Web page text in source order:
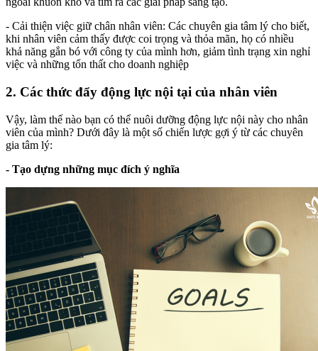
- Cải thiện việc giữ chân nhân viên: Các chuyên gia tâm lý cho biết,
khi nhân viên cảm thấy được coi trọng và thỏa mãn, họ có nhiều
khả năng gắn bó với công ty của mình hơn, giảm tình trạng xin nghỉ
việc và những tổn thất cho doanh nghiệp
2. Các thức đẩy động lực nội tại của nhân viên
Vậy, làm thế nào bạn có thể nuôi dưỡng động lực nội này cho nhân
viên của mình? Dưới đây là một số chiến lược gợi ý từ các chuyên
gia tâm lý:
- Tạo dựng những mục đích ý nghĩa